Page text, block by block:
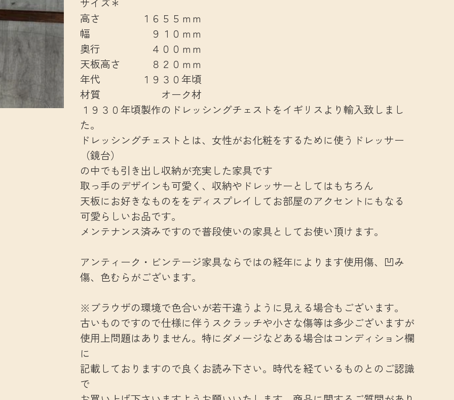
サイズ＊
高さ １６５５ｍｍ
幅 ９１０ｍｍ
奥行 ４００ｍｍ
天板高さ ８２０ｍｍ
年代 １９３０年頃
材質 オーク材
１９３０年頃製作のドレッシングチェストをイギリスより輸入致しまし
た。
ドレッシングチェストとは、女性がお化粧をするために使うドレッサー
（鏡台）
の中でも引き出し収納が充実した家具です
取っ手のデザインも可愛く、収納やドレッサーとしてはもちろん
天板にお好きなものををディスプレイしてお部屋のアクセントにもなる
可愛らしいお品です。
メンテナンス済みですので普段使いの家具としてお使い頂けます。
アンティーク・ビンテージ家具ならではの経年によります使用傷、凹み
傷、色むらがございます。
※ブラウザの環境で色合いが若干違うように見える場合もございます。
古いものですので仕様に伴うスクラッチや小さな傷等は多少ございますが
使用上問題はありません。特にダメージなどある場合はコンディション欄
に
記載しておりますので良くお読み下さい。時代を経ているものとのご認識
で